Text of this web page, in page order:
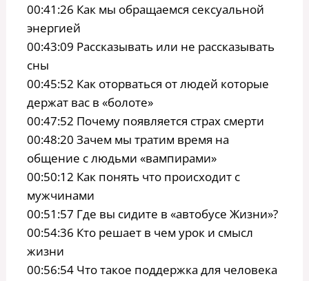
00:41:26 Как мы обращаемся сексуальной
энергией
00:43:09 Рассказывать или не рассказывать
сны
00:45:52 Как оторваться от людей которые
держат вас в «болоте»
00:47:52 Почему появляется страх смерти
00:48:20 Зачем мы тратим время на
общение с людьми «вампирами»
00:50:12 Как понять что происходит с
мужчинами
00:51:57 Где вы сидите в «автобусe Жизни»?
00:54:36 Кто решает в чем урок и смысл
жизни
00:56:54 Что такое поддержка для человека